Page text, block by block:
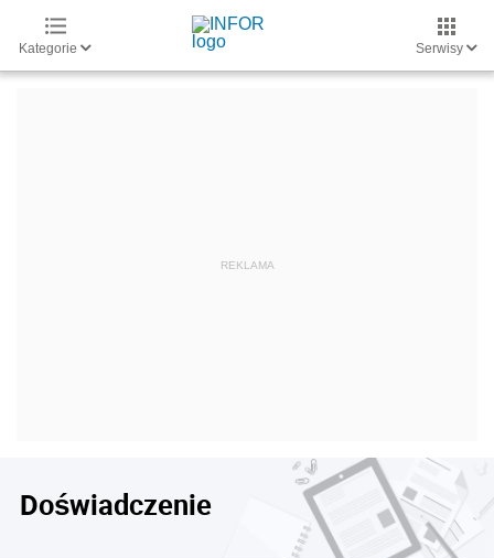
Kategorie Serwisy
Doświadczenie